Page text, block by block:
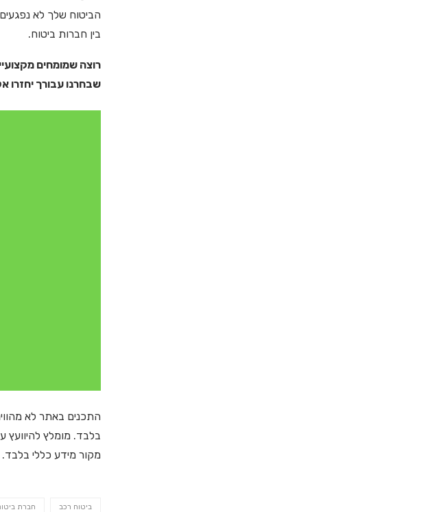
הביטוח שלך לא
בין חברות ביטוח.
רוצה שמומחים
שבחרנו עבורך יחזרו
התכנים באתר לא
בלבד. מומלץ להיוועץ
מקור מידע כללי בלבד.
ביטוח רכב חברת